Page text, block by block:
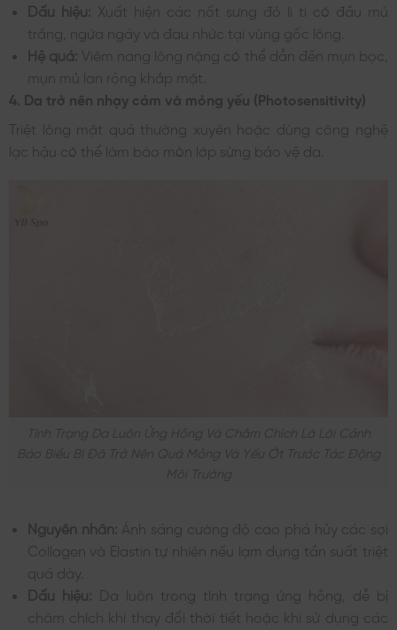
Dấu hiệu: Xuất hiện các nốt sưng đỏ li ti có đầu mủ
trắng, ngứa ngáy và đau nhức tại vùng gốc lông.
Hệ quả: Viêm nang lông nặng có thể dẫn đến mụn bọc,
mụn mủ lan rộng khắp mặt.
4. Da trở nên nhạy cảm và mỏng yếu (Photosensitivity)
Triệt lông mặt quá thường xuyên hoặc dùng công nghệ
lạc hậu có thể làm bào mòn lớp sừng bảo vệ da.
Tình Trạng Da Luôn Ửng Hồng Và Châm Chích Là Lời Cảnh
Báo Biểu Bì Đã Trở Nên Quá Mỏng Và Yếu Ớt Trước Tác Động
Môi Trường
Nguyên nhân:
Ánh sáng cường độ cao phá hủy các sợi
Collagen và Elastin tự nhiên nếu lạm dụng tần suất triệt
quá dày.
Dấu hiệu:
Da luôn trong tình trạng ửng hồng, dễ bị
châm chích khi thay đổi thời tiết hoặc khi sử dụng các